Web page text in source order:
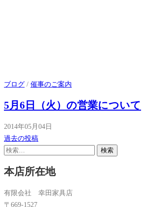
ブログ / 催事のご案内
5月6日（火）の営業について
2014年05月04日
投
稿
ナ
ビ
ゲ
ー
過去の投稿
検
本店所在地
有限会社 幸田家具店
〒669-1527